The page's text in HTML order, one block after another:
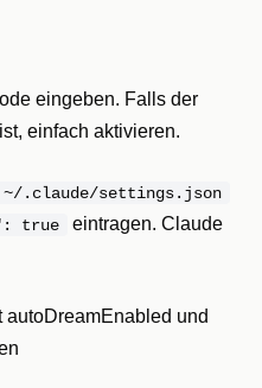
eingeben. Falls der
einfach aktivieren.
~/.claude/settings.json
true
eintragen. Claude